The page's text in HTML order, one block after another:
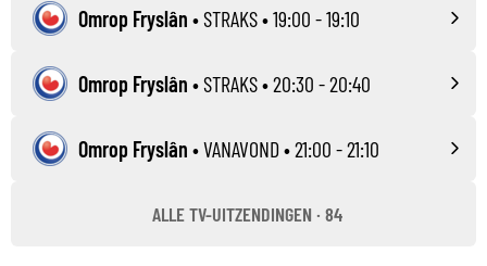
Omrop Fryslân •STRAKS• 19:00 - 19:10
Omrop Fryslân •STRAKS• 20:30 - 20:40
Omrop Fryslân •VANAVOND • 21:00 - 21:10
ALLE TV-UITZENDINGEN · 84